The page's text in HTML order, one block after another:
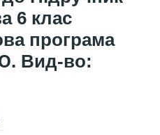
6 клас
програма
Вид-во: